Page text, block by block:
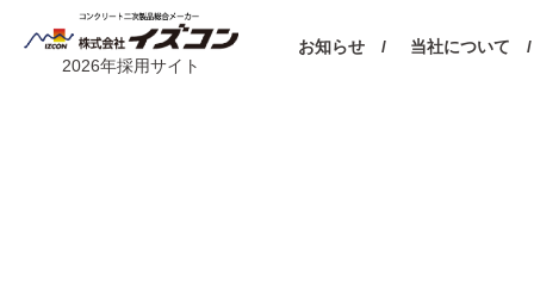
2026年採用サイト
お知らせ / 当社について /